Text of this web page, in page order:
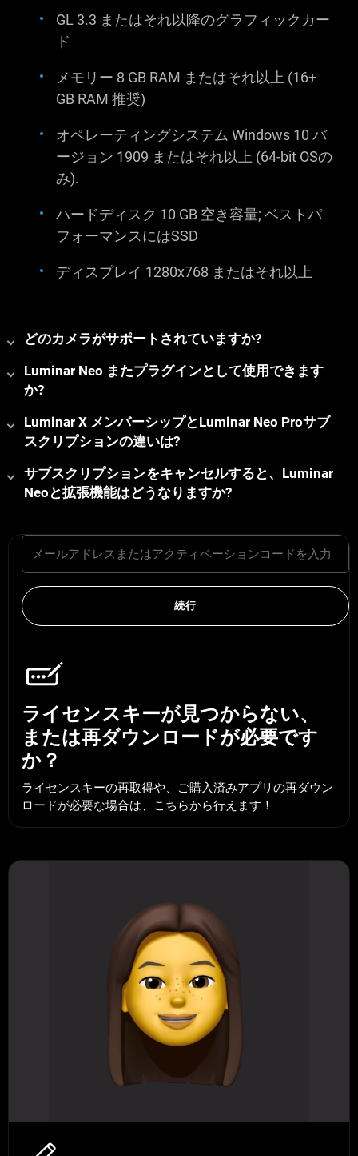
GL 3.3 またはそれ以降のグラフィックカー
ド
メモリー 8 GB RAM またはそれ以上 (16+
GB RAM 推奨)
オペレーティングシステム Windows 10 バ
ージョン 1909 またはそれ以上 (64-bit OSの
み).
ハードディスク 10 GB 空き容量; ベストパ
フォーマンスにはSSD
ディスプレイ 1280x768 またはそれ以上
どのカメラがサポートされていますか?
Luminar Neo またプラグインとして使用できます
か?
Luminar X メンバーシップとLuminar Neo Proサブ
スクリプションの違いは?
サブスクリプションをキャンセルすると、Luminar
Neoと拡張機能はどうなりますか?
ライセンスキーが見つからない、
または再ダウンロードが必要です
か？
ライセンスキーの再取得や、ご購入済みアプリの再ダウン
ロードが必要な場合は、こちらから行えます！
続行